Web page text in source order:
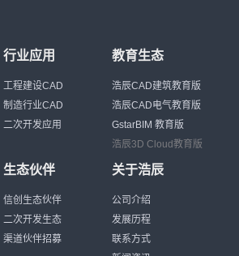
行业应用
工程建设CAD
制造行业CAD
二次开发应用
教育生态
浩辰CAD建筑教育版
浩辰CAD电气教育版
GstarBIM 教育版
浩辰3D Cloud教育版
生态伙伴
信创生态伙伴
二次开发生态
渠道伙伴招募
关于浩辰
公司介绍
发展历程
联系方式